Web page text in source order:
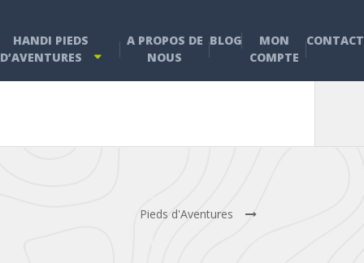
HANDI PIEDS
D’AVENTURES
A PROPOS DE
NOUS
BLOG
MON
COMPTE
CONTACT
Pieds d'Aventures